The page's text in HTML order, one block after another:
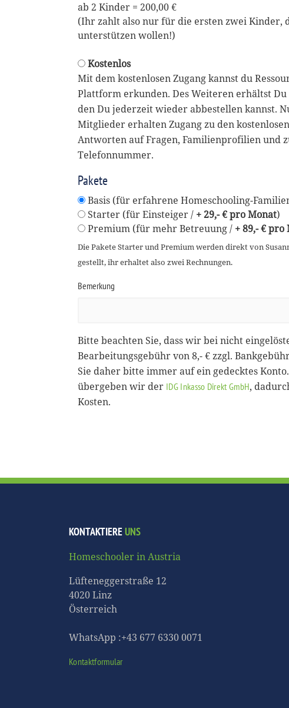
ab 2 Kinder = 200,00 €
(Ihr zahlt also nur für die ersten zwei Kinder,
unterstützen wollen!)
Kostenlos
Mit dem kostenlosen Zugang kannst du
Plattform erkunden. Des Weiteren erhältst
den Du jederzeit wieder abbestellen kannst.
Mitglieder erhalten Zugang zu den
Antworten auf Fragen, Familienprofilien und
Telefonnummer.
Pakete
Basis (für erfahrene Homeschooling-
Starter (für Einsteiger / + 29,- € pro Monat)
Premium (für mehr Betreuung / + 89,- € pro
Die Pakete Starter und Premium werden direkt von
gestellt, ihr erhaltet also zwei Rechnungen.
Bemerkung
Bitte beachten Sie, dass wir bei nicht
Bearbeitungsgebühr von 8,- € zzgl.
Sie daher bitte immer auf ein gedecktes
übergeben wir der IDG Inkasso Direkt GmbH,
Kosten.
KONTAKTIEREUNS
Homeschooler in Austria
Lüfteneggerstraße 12
4020 Linz
Österreich
WhatsApp :+43 677 6330 0071
Kontaktformular